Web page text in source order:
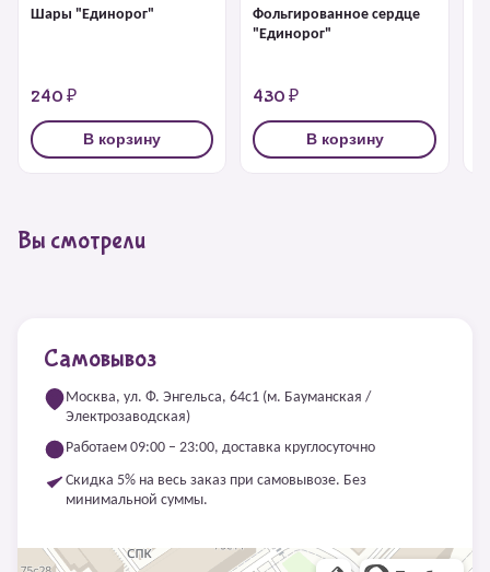
Шары "Единорог"
240 ₽
В корзину
Фольгированное сердце
"Единорог"
430 ₽
В корзину
Вы смотрели
Самовывоз
Москва, ул. Ф. Энгельса, 64с1 (м. Бауманская /
Электрозаводская)
Работаем 09:00 – 23:00, доставка круглосуточно
Скидка 5% на весь заказ при самовывозе. Без
минимальной суммы.